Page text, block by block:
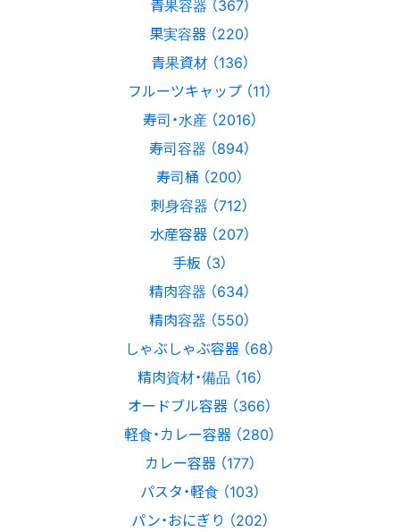
青果容器 （367）
果実容器 （220）
青果資材 （136）
フルーツキャップ （11）
寿司・水産 （2016）
寿司容器 （894）
寿司桶 （200）
刺身容器 （712）
水産容器 （207）
手板 （3）
精肉容器 （634）
精肉容器 （550）
しゃぶしゃぶ容器 （68）
精肉資材・備品 （16）
オードブル容器 （366）
軽食・カレー容器 （280）
カレー容器 （177）
パスタ・軽食 （103）
パン・おにぎり （202）